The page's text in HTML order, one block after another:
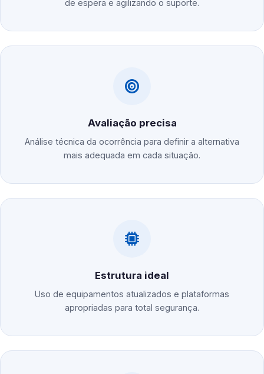
de espera e agilizando o suporte.
Avaliação precisa
Análise técnica da ocorrência para definir a alternativa
mais adequada em cada situação.
Estrutura ideal
Uso de equipamentos atualizados e plataformas
apropriadas para total segurança.